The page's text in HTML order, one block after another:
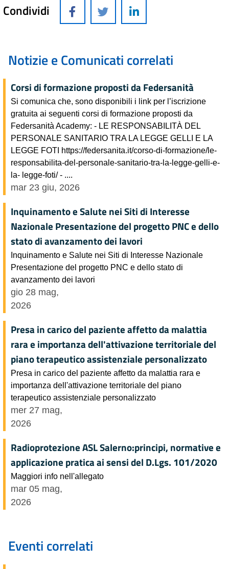
Condividi
Notizie e Comunicati correlati
Corsi di formazione proposti da Federsanità
Si comunica che, sono disponibili i link per l’iscrizione
gratuita ai seguenti corsi di formazione proposti da
Federsanità Academy: - LE RESPONSABILITÀ DEL
PERSONALE SANITARIO TRA LA LEGGE GELLI E LA
LEGGE FOTI https://federsanita.it/corso-di-formazione/le-
responsabilita-del-personale-sanitario-tra-la-legge-gelli-e-
la- legge-foti/ - ....
mar 23 giu, 2026
Inquinamento e Salute nei Siti di Interesse
Nazionale Presentazione del progetto PNC e dello
stato di avanzamento dei lavori
Inquinamento e Salute nei Siti di Interesse Nazionale
Presentazione del progetto PNC e dello stato di
avanzamento dei lavori
gio 28 mag,
2026
Presa in carico del paziente affetto da malattia
rara e importanza dell'attivazione territoriale del
piano terapeutico assistenziale personalizzato
Presa in carico del paziente affetto da malattia rara e
importanza dell'attivazione territoriale del piano
terapeutico assistenziale personalizzato
mer 27 mag,
2026
Radioprotezione ASL Salerno:principi, normative e
applicazione pratica ai sensi del D.Lgs. 101/2020
Maggiori info nell'allegato
mar 05 mag,
2026
Eventi correlati